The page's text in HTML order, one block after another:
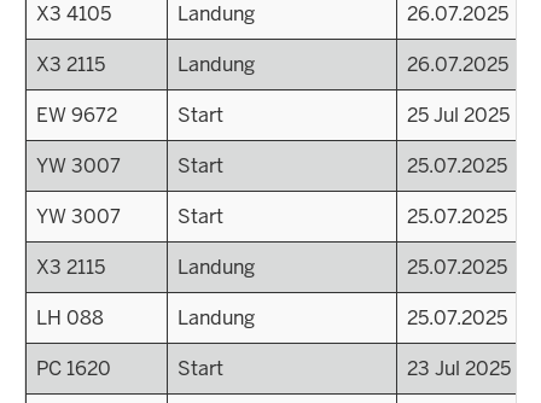
X3 4105
Landung
26.07.2025
X3 2115
Landung
26.07.2025
EW 9672
Start
25 Jul 2025 -
YW 3007
Start
25.07.2025
YW 3007
Start
25.07.2025
X3 2115
Landung
25.07.2025
LH 088
Landung
25.07.2025
PC 1620
Start 23 Jul 2025 -